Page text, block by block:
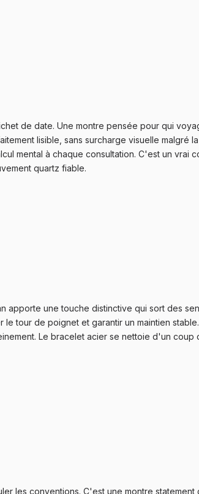
de date. Une montre pensée pour qui
lisible, sans surcharge visuelle malgré
mental à chaque consultation. C'est un vrai
quartz fiable.
une touche distinctive qui sort des
tour de poignet et garantir un maintien
Le bracelet acier se nettoie d'un
les conventions. C'est une montre